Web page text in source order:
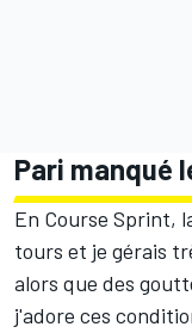
Pari manqué
En Course Sprint,
tours et je gérais
alors que des
j'adore ces